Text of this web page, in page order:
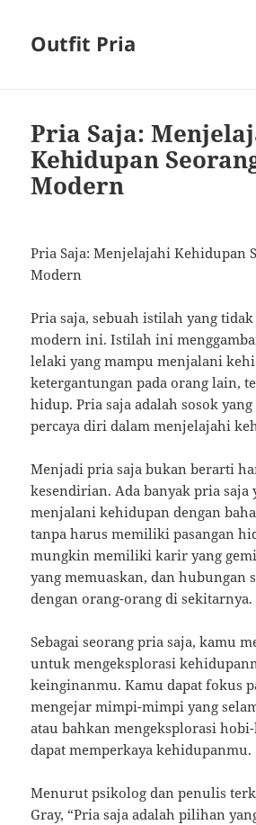
Outfit Pria
Pria Saja:
Kehidupan
Modern
Pria Saja: Menjelajahi Kehidupan
Modern
Pria saja, sebuah istilah yang
modern ini. Istilah ini
lelaki yang mampu menjalani
ketergantungan pada orang lain,
hidup. Pria saja adalah sosok
percaya diri dalam menjelajahi
Menjadi pria saja bukan berarti
kesendirian. Ada banyak pria saja
menjalani kehidupan dengan
tanpa harus memiliki pasangan
mungkin memiliki karir yang
yang memuaskan, dan hubungan
dengan orang-orang di sekitarnya.
Sebagai seorang pria saja, kamu
untuk mengeksplorasi
keinginanmu. Kamu dapat fokus
mengejar mimpi-mimpi yang
atau bahkan mengeksplorasi
dapat memperkaya kehidupanmu.
Menurut psikolog dan penulis
Gray, “Pria saja adalah pilihan